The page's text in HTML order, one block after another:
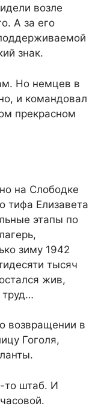
возле
А за его
знак.
Но немцев в
и командовал
прекрасном
на Слободке
тифа Елизавета
этапы по
зиму 1942
тысяч
жив,
труд…
возвращении в
Гоголя,
то штаб. И